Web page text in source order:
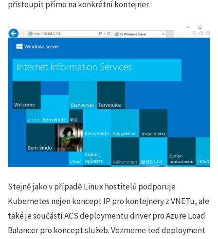
přistoupit přímo na konkrétní kontejner.
Stejně jako v případě Linux hostitelů podporuje
Kubernetes nejen koncept IP pro kontejnery z VNETu, ale
také je součástí ACS deploymentu driver pro Azure Load
Balancer pro koncept služeb. Vezmeme teď deployment